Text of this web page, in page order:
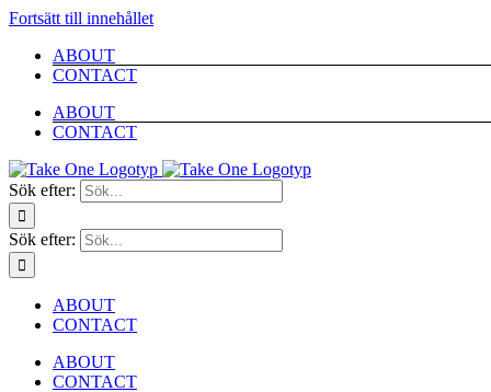
Fortsätt till innehållet
ABOUT
CONTACT
ABOUT
CONTACT
Sök efter:
Sök efter:
ABOUT
CONTACT
ABOUT
CONTACT